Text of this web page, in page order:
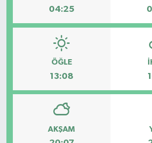
04:25
ÖĞLE
13:08
AKŞAM
MAGAZİN
YEREL YÖNETİM